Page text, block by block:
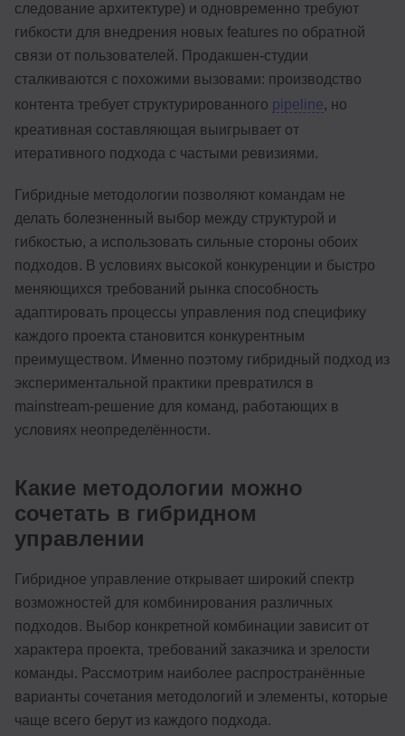
следование архитектуре) и одновременно требуют
гибкости для внедрения новых features по обратной
связи от пользователей. Продакшен-студии
сталкиваются с похожими вызовами: производство
контента требует структурированного pipeline, но
креативная составляющая выигрывает от
итеративного подхода с частыми ревизиями.
Гибридные методологии позволяют командам не
делать болезненный выбор между структурой и
гибкостью, а использовать сильные стороны обоих
подходов. В условиях высокой конкуренции и быстро
меняющихся требований рынка способность
адаптировать процессы управления под специфику
каждого проекта становится конкурентным
преимуществом. Именно поэтому гибридный подход из
экспериментальной практики превратился в
mainstream-решение для команд, работающих в
условиях неопределённости.
Какие методологии можно
сочетать в гибридном
управлении
Гибридное управление открывает широкий спектр
возможностей для комбинирования различных
подходов. Выбор конкретной комбинации зависит от
характера проекта, требований заказчика и зрелости
команды. Рассмотрим наиболее распространённые
варианты сочетания методологий и элементы, которые
чаще всего берут из каждого подхода.